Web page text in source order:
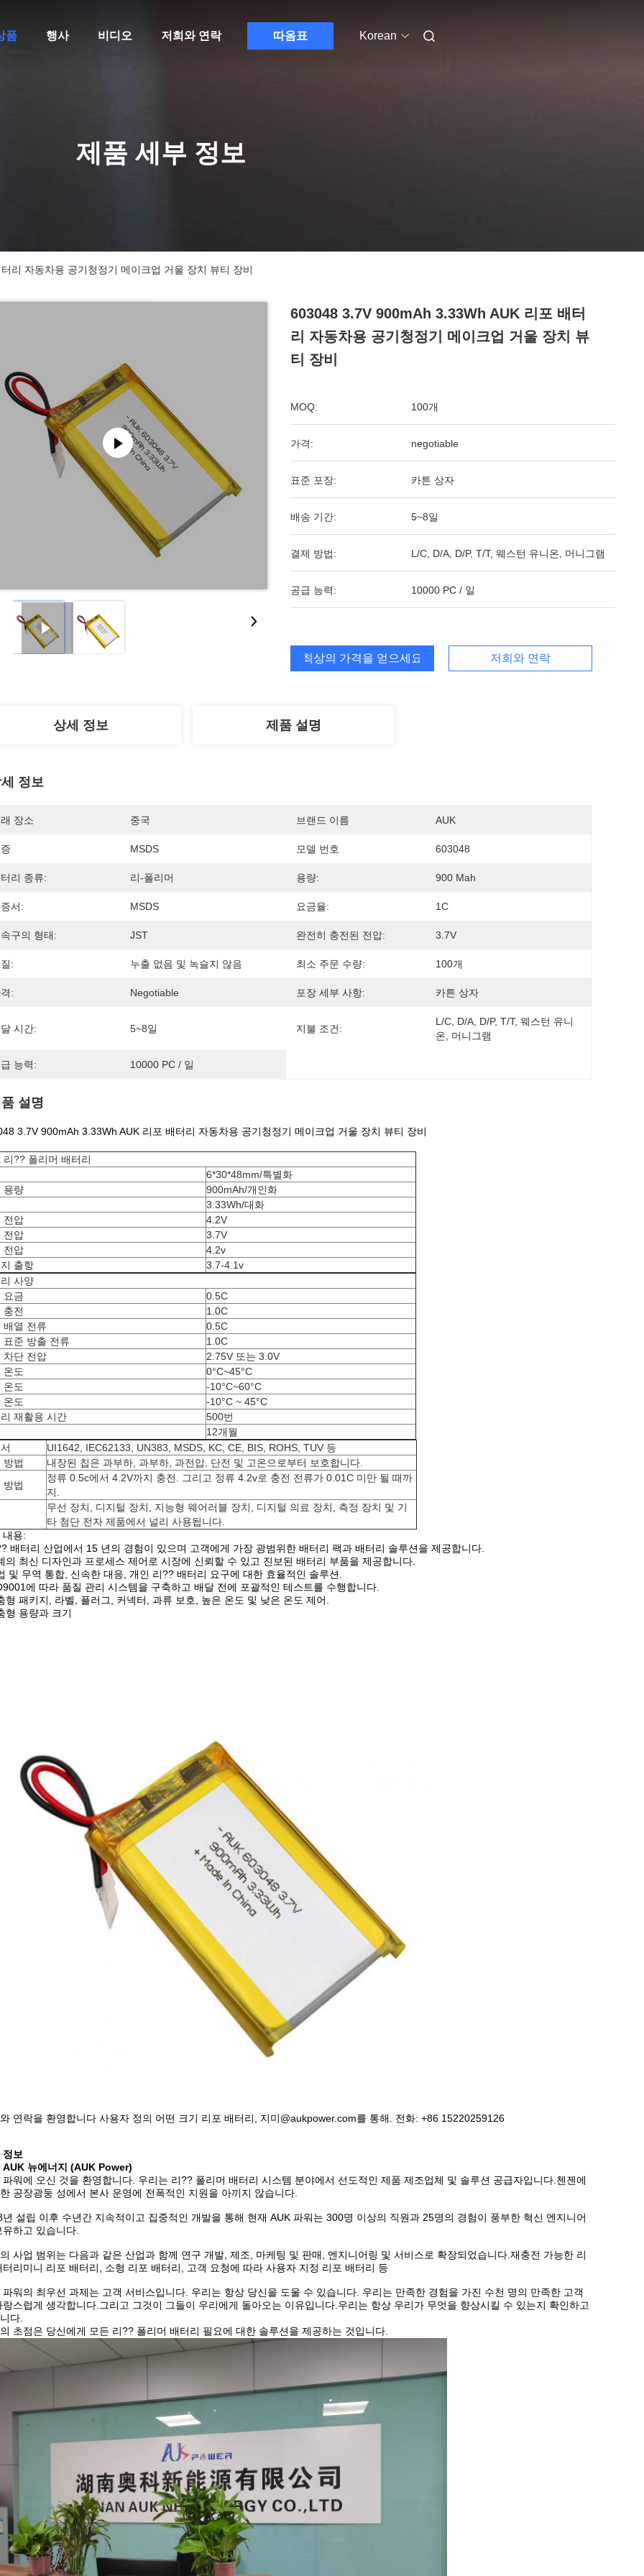
품 행사 비디오 저희와 연락 따옴표 Korean
제품 세부 정보
리 자동차용 공기청정기 메이크업 거울 장치 뷰티 장비
603048 3.7V 900mAh 3.33Wh AUK 리포 배터
리 자동차용 공기청정기 메이크업 거울 장치 뷰
티 장비
MOQ: 100개
가격: negotiable
표준 포장: 카튼 상자
배송 기간: 5~8일
결제 방법: L/C, D/A, D/P, T/T, 웨스턴 유니온, 머니그램
공급 능력: 10000 PC / 일
최상의 가격을 얻으세요 저희와 연락
상세 정보 제품 설명
정보
장소 중국 브랜드 이름 AUK
MSDS 모델 번호 603048
리 종류: 리-폴리머 용량: 900 Mah
서: MSDS 요금율: 1C
구의 형태: JST 완전히 충전된 전압: 3.7V
: 누출 없음 및 녹슬지 않음 최소 주문 수량: 100개
: Negotiable 포장 세부 사항: 카튼 상자
시간: 5~8일 지불 조건:
L/C, D/A, D/P, T/T, 웨스턴 유니
온, 머니그램
능력: 10000 PC / 일
설명
3.7V 900mAh 3.33Wh AUK 리포 배터리 자동차용 공기청정기 메이크업 거울 장치 뷰티 장비
리?? 폴리머 배터리
6*30*48mm/특별화
용량
900mAh/개인화
3.33Wh/대화
전압
4.2V
전압
3.7V
전압
4.2v
출항
3.7-4.1v
사양
요금
0.5C
충전
1.0C
배열 전류
0.5C
표준 방출 전류
1.0C
차단 전압
2.75V 또는 3.0V
온도
0°C~45°C
온도
-10°C~60°C
온도
-10°C ~ 45°C
재활용 시간
500번
12개월
UI1642, IEC62133, UN383, MSDS, KC, CE, BIS, ROHS, TUV 등
방법
내장된 칩은 과부하, 과부하, 과전압, 단전 및 고온으로부터 보호합니다.
방법
정류 0.5c에서 4.2V까지 충전. 그리고 정류 4.2v로 충전 전류가 0.01C 미만 될 때까
지.
무선 장치, 디지털 장치, 지능형 웨어러블 장치, 디지털 의료 장치, 측정 장치 및 기
타 첨단 전자 제품에서 널리 사용됩니다.
내용:
배터리 산업에서 15 년의 경험이 있으며 고객에게 가장 광범위한 배터리 팩과 배터리 솔루션을 제공합니다.
의 최신 디자인과 프로세스 제어로 시장에 신뢰할 수 있고 진보된 배터리 부품을 제공합니다.
및 무역 통합, 신속한 대응, 개인 리?? 배터리 요구에 대한 효율적인 솔루션.
에 따라 품질 관리 시스템을 구축하고 배달 전에 포괄적인 테스트를 수행합니다.
형 패키지, 라벨, 플러그, 커넥터, 과류 보호, 높은 온도 및 낮은 온도 제어.
형 용량과 크기
연락을 환영합니다 사용자 정의 어떤 크기 리포 배터리, 지미@aukpower.com를 통해. 전화: +86 15220259126
정보
AUK 뉴에너지 (AUK Power)
파워에 오신 것을 환영합니다. 우리는 리?? 폴리머 배터리 시스템 분야에서 선도적인 제품 제조업체 및 솔루션 공급자입니다.첸젠에
공장광둥 성에서 본사 운영에 전폭적인 지원을 아끼지 않습니다.
년 설립 이후 수년간 지속적이고 집중적인 개발을 통해 현재 AUK 파워는 300명 이상의 직원과 25명의 경험이 풍부한 혁신 엔지니어
유하고 있습니다.
사업 범위는 다음과 같은 산업과 함께 연구 개발, 제조, 마케팅 및 판매, 엔지니어링 및 서비스로 확장되었습니다.재충전 가능한 리
터리미니 리포 배터리, 소형 리포 배터리, 고객 요청에 따라 사용자 지정 리포 배터리 등
파워의 최우선 과제는 고객 서비스입니다. 우리는 항상 당신을 도울 수 있습니다. 우리는 만족한 경험을 가진 수천 명의 만족한 고객
랑스럽게 생각합니다.그리고 그것이 그들이 우리에게 돌아오는 이유입니다.우리는 항상 우리가 무엇을 향상시킬 수 있는지 확인하고
다.
초점은 당신에게 모든 리?? 폴리머 배터리 필요에 대한 솔루션을 제공하는 것입니다.